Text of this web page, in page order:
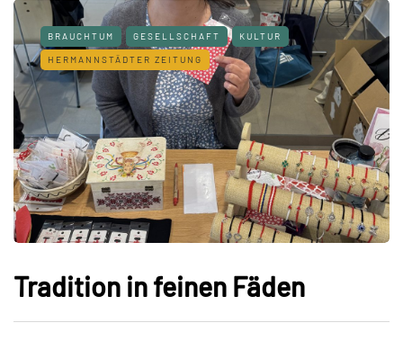
BRAUCHTUM GESELLSCHAFT KULTUR
HERMANNSTÄDTER ZEITUNG
Tradition in feinen Fäden